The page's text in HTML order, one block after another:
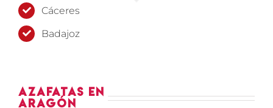
Cáceres
Badajoz
Azafatas en
Aragón